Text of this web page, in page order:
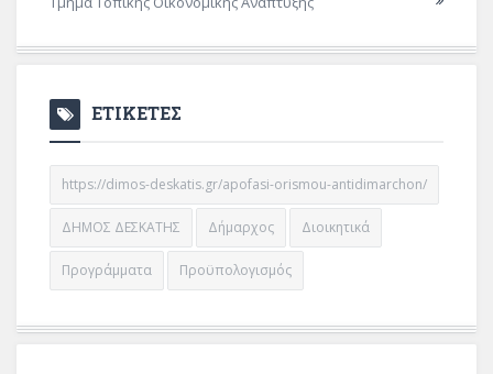
ΕΤΙΚΕΤΕΣ
https://dimos-deskatis.gr/apofasi-orismou-antidimarchon/
ΔΗΜΟΣ ΔΕΣΚΑΤΗΣ Δήμαρχος Διοικητικά
Προγράμματα Προϋπολογισμός